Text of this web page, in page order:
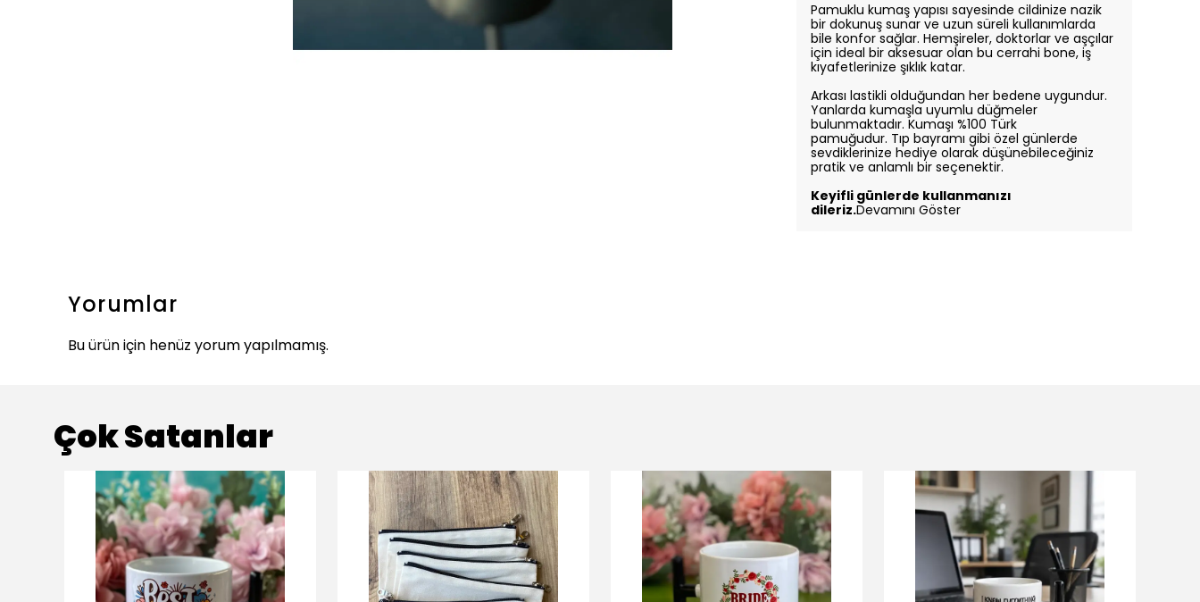
Pamuklu kumaş yapısı sayesinde cildinize nazik
bir dokunuş sunar ve uzun süreli kullanımlarda
bile konfor sağlar. Hemşireler, doktorlar ve aşçılar
için ideal bir aksesuar olan bu cerrahi bone, iş
kıyafetlerinize şıklık katar.
Arkası lastikli olduğundan her bedene uygundur.
Yanlarda kumaşla uyumlu düğmeler
bulunmaktadır. Kumaşı %100 Türk
pamuğudur. Tıp bayramı gibi özel günlerde
sevdiklerinize hediye olarak düşünebileceğiniz
pratik ve anlamlı bir seçenektir.
Keyifli günlerde kullanmanızı
dileriz.Devamını Göster
Yorumlar
Bu ürün için henüz yorum yapılmamış.
Çok Satanlar